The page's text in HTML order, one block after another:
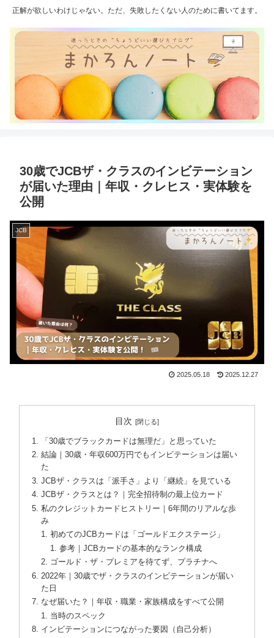
正解が欲しいわけじゃない。ただ、失敗したくない人のために書いてます。
30歳でJCBザ・クラスのインビテーション
が届いた理由｜年収・クレヒス・実体験を
公開
JCB
2025.05.18 2025.12.27
目次
「30歳でブラックカードは無理だ」と思っていた
結論｜30歳・年収600万円でもインビテーションは届い
た
JCBザ・クラスは「派手さ」より「継続」を見ている
JCBザ・クラスとは？｜完全招待制の最上位カード
私のクレジットカードヒストリー｜6年間のリアルな歩
み
初めてのJCBカードは「ゴールドエクステージ」
参考｜JCBカードの基本的なランク構成
ゴールド・ザ・プレミアを待てず、プラチナへ
2022年｜30歳でザ・クラスのインビテーションが届い
た日
なぜ届いた？｜年収・職業・家族構成をすべて公開
当時のスペック
インビテーションにつながった要因（自己分析）